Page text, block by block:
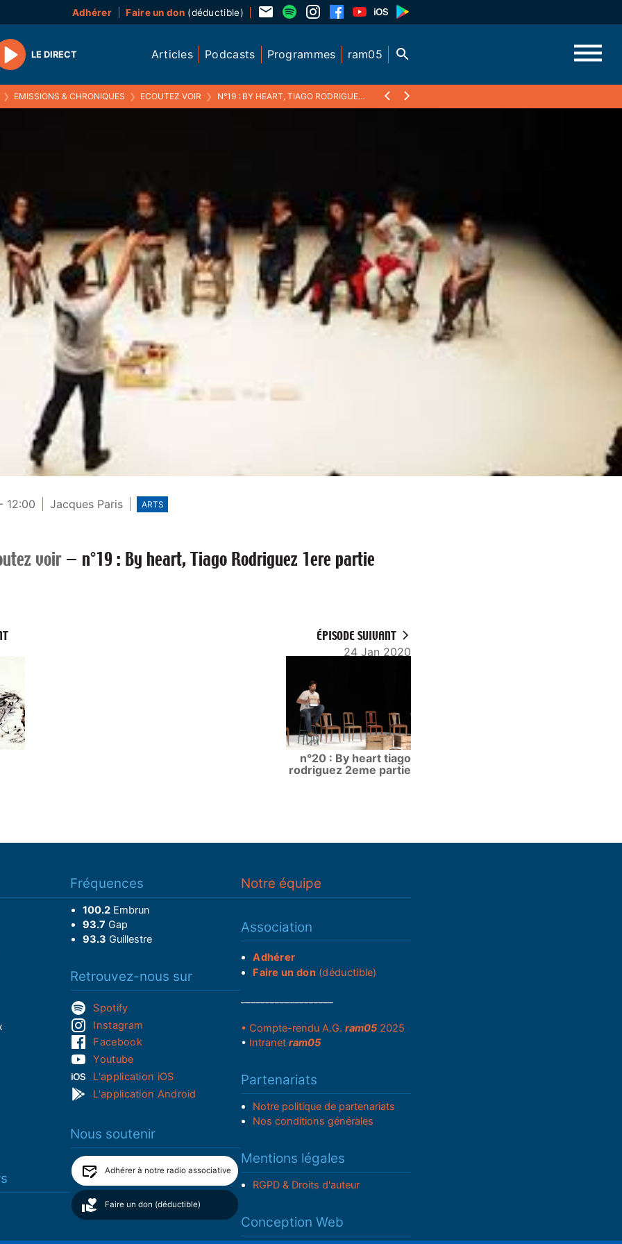
Adhérer Faire un don(déductible)
Play
LE DIRECT Articles Podcasts Programmes ram05
❯ EMISSIONS & CHRONIQUES ❯ ECOUTEZ VOIR ❯ N°19 : BY HEART, TIAGO RODRIGUEZ 1ERE PARTIE
12:00 Jacques Paris ARTS
voir— n°19 : By heart, Tiago Rodriguez 1ere partie
ÉPISODE SUIVANT
24 Jan 2020
n°20 : By heart tiago
rodriguez 2eme partie
Fréquences
100.2Embrun
93.7 Gap
93.3 Guillestre
Retrouvez-nous sur
Spotify
Instagram
Facebook
Youtube
L'application iOS
L'application Android
Nous soutenir
Adhérer à notre radio associative
Faire un don (déductible)
Notre équipe
Association
Adhérer
Faire un don(déductible)
• Compte-rendu A.G. ram052025
• Intranet ram05
Partenariats
Notre politique de partenariats
Nos conditions générales
Mentions légales
RGPD & Droits d'auteur
Conception Web